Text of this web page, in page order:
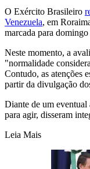
O Exército Brasileiro
Venezuela, em
marcada para
Neste momento, a
"normalidade
Contudo, as atenções
partir da divulgação
Diante de um eventual
para agir, disseram
Leia Mais